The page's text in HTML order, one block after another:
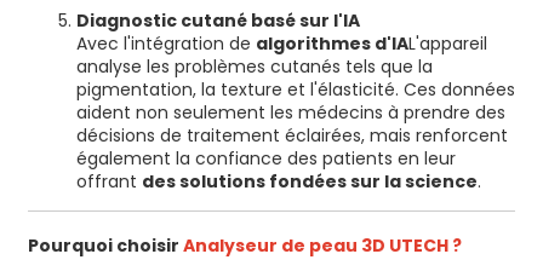
Diagnostic cutané basé sur l'IA
Avec l'intégration de algorithmes d'IAL'appareil
analyse les problèmes cutanés tels que la
pigmentation, la texture et l'élasticité. Ces données
aident non seulement les médecins à prendre des
décisions de traitement éclairées, mais renforcent
également la confiance des patients en leur
offrant des solutions fondées sur la science.
Pourquoi choisir Analyseur de peau 3D UTECH ?